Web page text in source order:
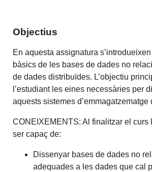
Objectius
En aquesta assignatura
bàsics de les bases de dades no
de dades distribuïdes. L’objectiu
l’estudiant les eines necessàries per
aquests sistemes d’emmagatzematge
CONEIXEMENTS: Al finalitzar el curs
ser capaç de:
Dissenyar bases de dades no
adequades a les dades que cal